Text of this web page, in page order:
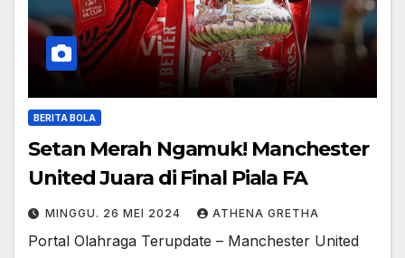
BERITA BOLA
Setan Merah Ngamuk! Manchester
United Juara di Final Piala FA
MINGGU. 26 MEI 2024 ATHENA GRETHA
Portal Olahraga Terupdate – Manchester United